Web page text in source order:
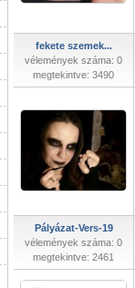
fekete szemek...
vélemények száma: 0
megtekintve: 3490
Pályázat-Vers-19
vélemények száma: 0
megtekintve: 2461